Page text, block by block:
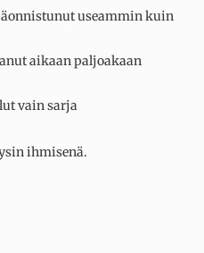
useammin kuin
aikaan paljoakaan
vain sarja
ihmisenä.